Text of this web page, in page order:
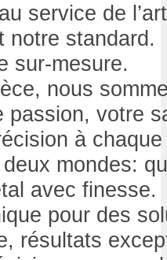
service de
notre standard.
sur-mesure.
nous
passion, votre
à
mondes:
avec finesse.
pour des
résultats